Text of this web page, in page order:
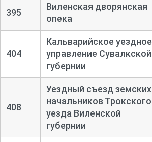
395
Виленская дворянская
опека
404
Кальварийское уездное
управление Сувалкской
губернии
408
Уездный съезд земских
начальников Трокского
уезда Виленской
губернии